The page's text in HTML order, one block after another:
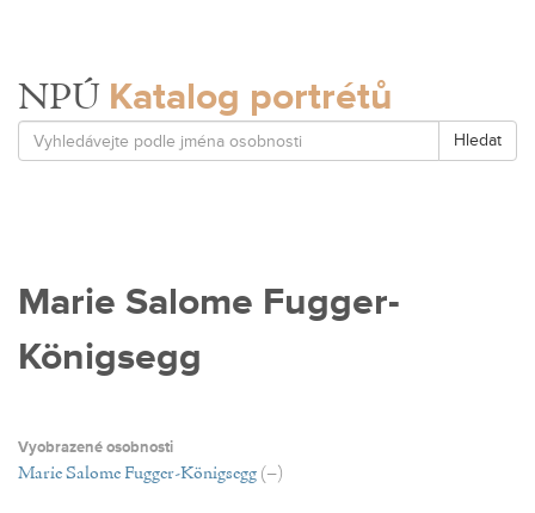
NPÚ Katalog portrétů
Hledat
Marie Salome Fugger-
Königsegg
Vyobrazené osobnosti
Marie Salome Fugger-Königsegg (–)